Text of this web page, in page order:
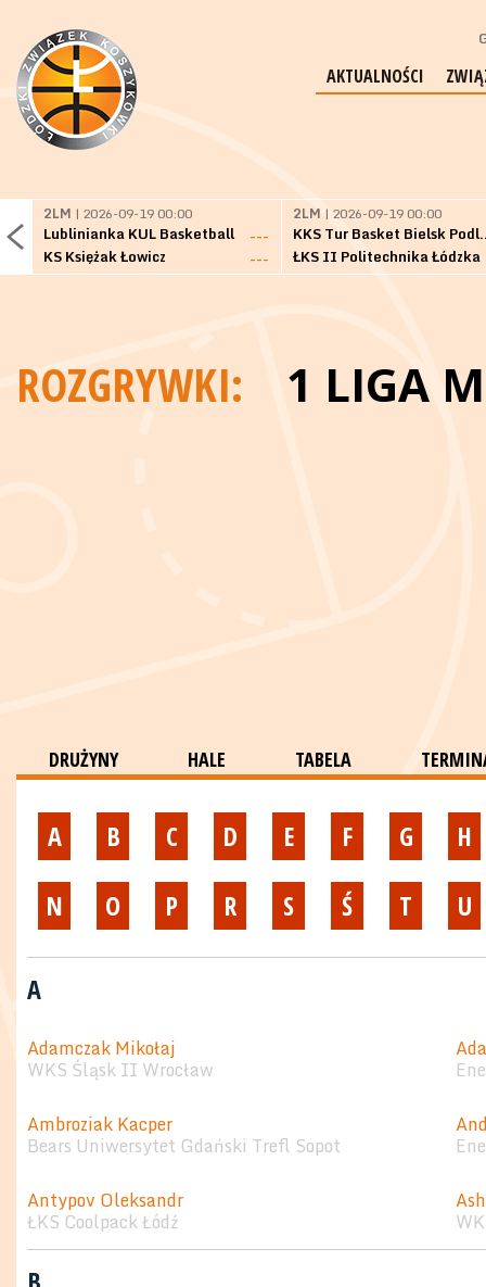
AKTUALNOŚCI
2LM | 2026-09-19 00:00
Lublinianka KUL Basketball
---
KS Księżak Łowicz
---
2LM | 2026-09-19 00:00
KKS Tur
ŁKS II Politechnika Łódzka
ROZGRYWKI: 1 LIGA
DRUŻYNY HALE TABELA
A B C D E F G
H
N
O P R S Ś T U
A
Adamczak Mikołaj
WKS Śląsk II Wrocław
Ambroziak Kacper
Bears Uniwersytet Gdański Trefl Sopot
Antypov Oleksandr
ŁKS Coolpack Łódź